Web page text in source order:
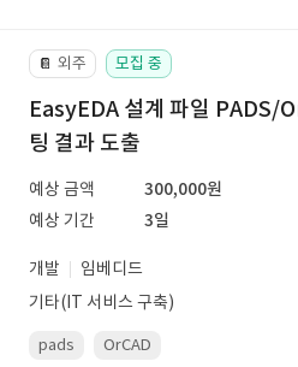
📔 외주 모집 중
EasyEDA 설계 파일 PADS/
팅 결과 도출
예상 금액
300,000원
예상 기간
3일
개발
임베디드
기타(IT 서비스 구축)
pads OrCAD